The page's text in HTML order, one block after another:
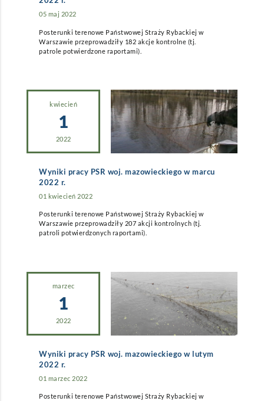
05 maj 2022
Posterunki terenowe Państwowej Straży Rybackiej w
Warszawie przeprowadziły 182 akcje kontrolne (tj.
patrole potwierdzone raportami).
kwiecień
1
2022
Wyniki pracy PSR woj. mazowieckiego w marcu
2022 r.
01 kwiecień 2022
Posterunki terenowe Państwowej Straży Rybackiej w
Warszawie przeprowadziły 207 akcji kontrolnych (tj.
patroli potwierdzonych raportami).
marzec
1
2022
Wyniki pracy PSR woj. mazowieckiego w lutym
2022 r.
01 marzec 2022
Posterunki terenowe Państwowej Straży Rybackiej w